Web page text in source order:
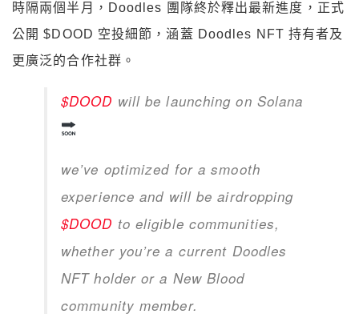
時隔兩個半月，Doodles 團隊終於釋出最新進度，正式
公開 $DOOD 空投細節，涵蓋 Doodles NFT 持有者及
更廣泛的合作社群。
$DOOD will be launching on Solana
we’ve optimized for a smooth
experience and will be airdropping
$DOOD to eligible communities,
whether you’re a current Doodles
NFT holder or a New Blood
community member.